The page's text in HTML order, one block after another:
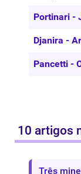
Portinari -
Djanira -
Pancetti -
10 artigos
Três